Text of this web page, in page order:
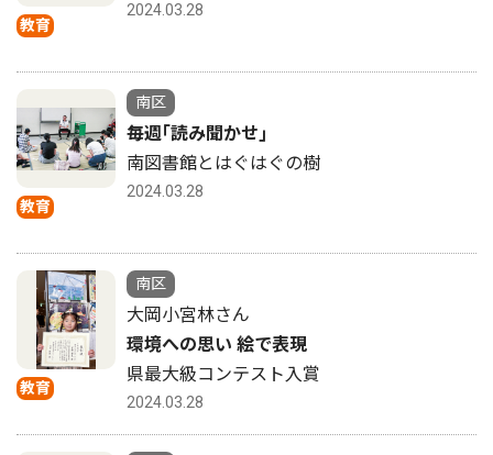
教育
2024.03.28
教育
南区
毎週｢読み聞かせ｣
南図書館とはぐはぐの樹
2024.03.28
教育
南区
大岡小宮林さん
環境への思い 絵で表現
県最大級コンテスト入賞
2024.03.28